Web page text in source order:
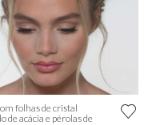
folhas de cristal
de acácia e pérolas de